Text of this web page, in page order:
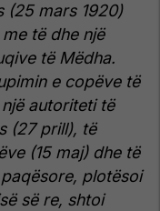
(25 mars 1920)
të dhe një
të Mëdha.
e copëve të
autoriteti të
(27 prill), të
(15 maj) dhe të
plotësoi
së re, shtoi